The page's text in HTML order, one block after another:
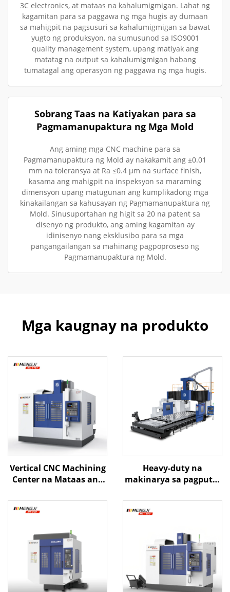
3C electronics, at mataas na kahalumigmigan. Lahat ng
kagamitan para sa paggawa ng mga hugis ay dumaan
sa mahigpit na pagsusuri sa kahalumigmigan sa bawat
yugto ng produksyon, na sumusunod sa ISO9001
quality management system, upang matiyak ang
matatag na output sa kahalumigmigan habang
tumatagal ang operasyon ng paggawa ng mga hugis.
Sobrang Taas na Katiyakan para sa
Pagmamanupaktura ng Mga Mold
Ang aming mga CNC machine para sa
Pagmamanupaktura ng Mold ay nakakamit ang ±0.01
mm na toleransya at Ra ≤0.4 µm na surface finish,
kasama ang mahigpit na inspeksyon sa maraming
dimensyon upang matugunan ang kumplikadong mga
kinakailangan sa kahusayan ng Pagmamanupaktura ng
Mold. Sinusuportahan ng higit sa 20 na patent sa
disenyo ng produkto, ang aming kagamitan ay
idinisenyo nang eksklusibo para sa mga
pangangailangan sa mahinang pagpoproseso ng
Pagmamanupaktura ng Mold.
Mga kaugnay na produkto
Vertical CNC Machining
Center na Mataas ang
1167 Kasama ang Heavy
Duty Frame na may
System para sa
Paggawa ng Metal
Heavy-duty na
makinarya sa pagputol
Machining Center ME-
5223 X5200 Y2300 Z1000
Gabay sa Z-axis